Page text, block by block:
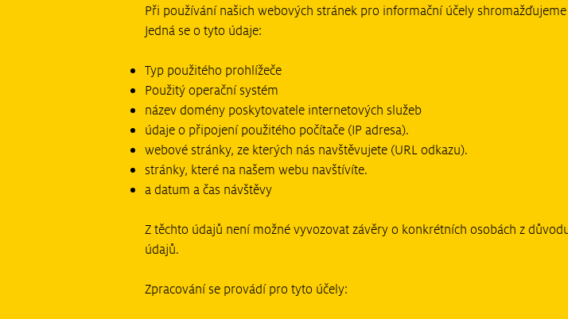
Při používání našich webových stránek pro informační účely
Jedná se o tyto údaje:
Typ použitého prohlížeče
Použitý operační systém
název domény poskytovatele internetových služeb
údaje o připojení použitého počítače (IP adresa).
webové stránky, ze kterých nás navštěvujete (URL odkazu).
stránky, které na našem webu navštívíte.
a datum a čas návštěvy
Z těchto údajů není možné vyvozovat závěry o konkrétních osobách z
údajů.
Zpracování se provádí pro tyto účely: